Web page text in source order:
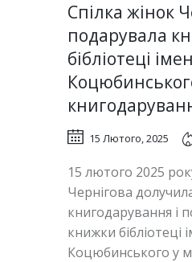
Спілка жінок
подарувала
бібліотеці
15 Лютого, 2025
15 лютого 2025
Чернігова
книгодарування і
книжки бібліотеці
Коцюбинського у